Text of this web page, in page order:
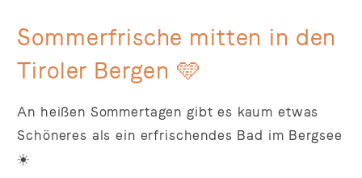
Sommerfrische mitten in den
Tiroler Bergen 🩵
An heißen Sommertagen gibt es kaum etwas
Schöneres als ein erfrischendes Bad im Bergsee
☀️